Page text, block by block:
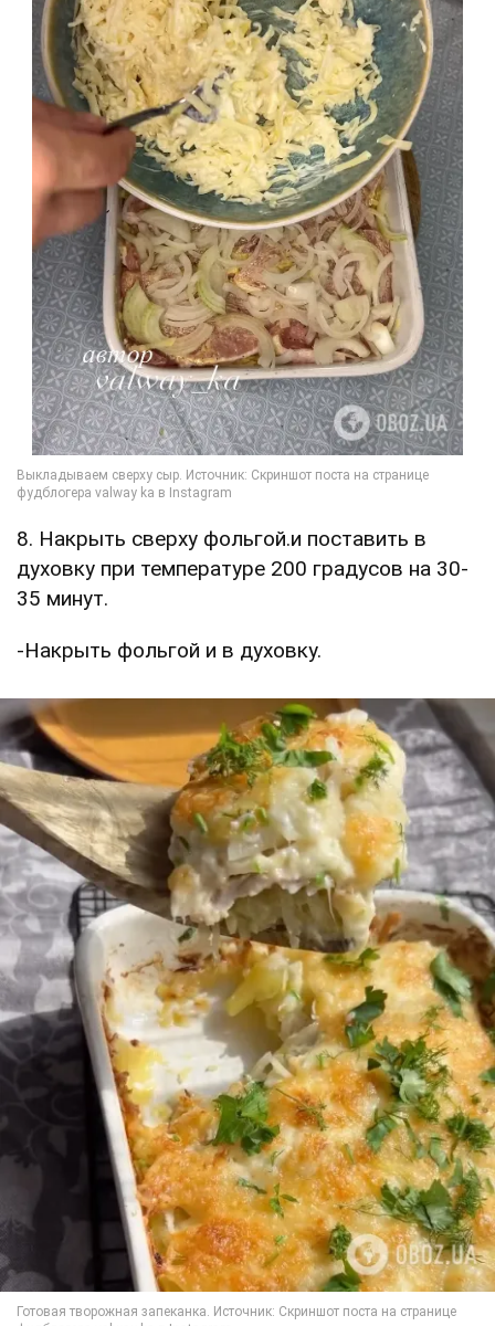
8. Накрыть сверху фольгой.и поставить в
духовку при температуре 200 градусов на 30-
35 минут.
-Накрыть фольгой и в духовку.